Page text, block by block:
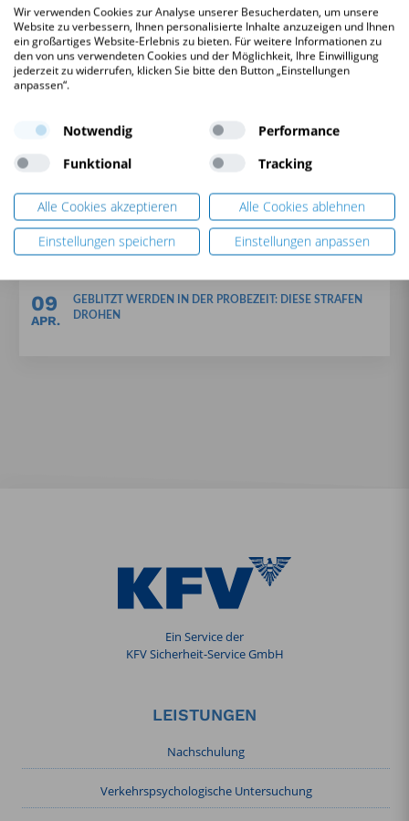
FÜHRERSCHEIN WEG? NACHSCHULUNG WEGEN
ALKOHOL AM STEUER
17
JULI
DROGEN AM STEUER – STRAFEN UND KONSEQUENZEN
03
NICHT ANGEPASSTE GESCHWINDIGKEIT: RISIKEN UND
STRAFEN
09
APR.
GEBLITZT WERDEN IN DER PROBEZEIT: DIESE STRAFEN
DROHEN
09
APR.
Ein Service der
KFV Sicherheit-Service GmbH
LEISTUNGEN
Nachschulung
Verkehrspsychologische Untersuchung
Wir verwenden Cookies zur Analyse unserer Besucherdaten, um unsere
Website zu verbessern, Ihnen personalisierte Inhalte anzuzeigen und Ihnen
ein großartiges Website-Erlebnis zu bieten. Für weitere Informationen zu
den von uns verwendeten Cookies und der Möglichkeit, Ihre Einwilligung
jederzeit zu widerrufen, klicken Sie bitte den Button „Einstellungen
anpassen“.
Notwendig
Performance
Funktional
Tracking
Alle Cookies akzeptieren
Alle Cookies ablehnen
Einstellungen speichern
Einstellungen anpassen